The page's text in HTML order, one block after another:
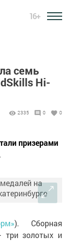
16+
семь
Hi-
2335 0 0
призерами
). Сборная
три золотых и